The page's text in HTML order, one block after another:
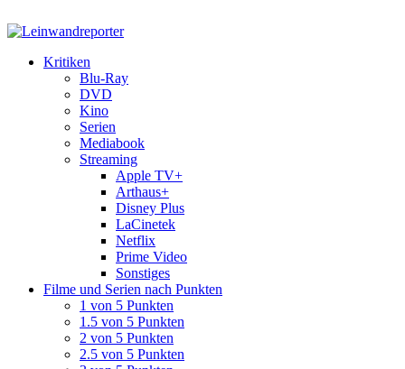
Kritiken
Blu-Ray
DVD
Kino
Serien
Mediabook
Streaming
Apple TV+
Arthaus+
Disney Plus
LaCinetek
Netflix
Prime Video
Sonstiges
Filme und Serien nach Punkten
1 von 5 Punkten
1.5 von 5 Punkten
2 von 5 Punkten
2.5 von 5 Punkten